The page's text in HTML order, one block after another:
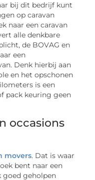
bij dit bedrijf kunt
op caravan
naar een caravan
alle denkbare
de BOVAG en
een
Denk hierbij aan
en het opschonen
is een
pack keuring geen
occasions
movers. Dat is waar
bent naar een
goed geholpen